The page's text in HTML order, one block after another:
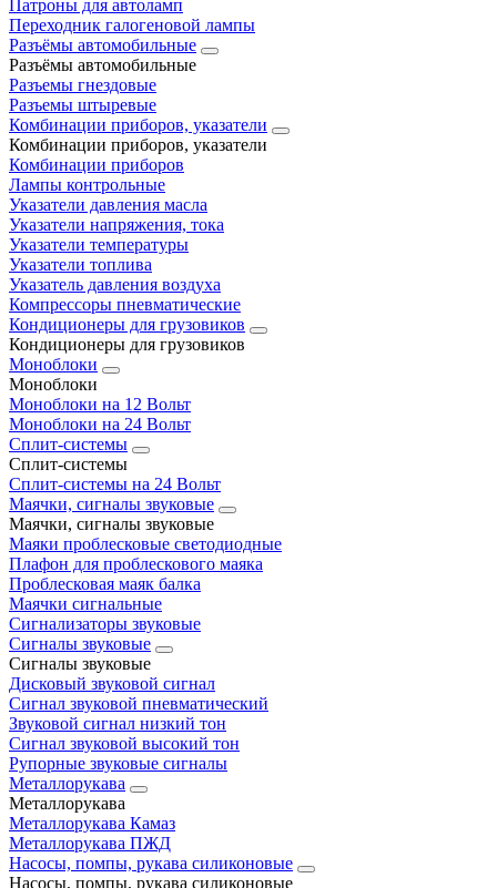
Патроны для автоламп
Переходник галогеновой лампы
Разъёмы автомобильные
Разъёмы автомобильные
Разъемы гнездовые
Разъемы штыревые
Комбинации приборов, указатели
Комбинации приборов, указатели
Комбинации приборов
Лампы контрольные
Указатели давления масла
Указатели напряжения, тока
Указатели температуры
Указатели топлива
Указатель давления воздуха
Компрессоры пневматические
Кондиционеры для грузовиков
Кондиционеры для грузовиков
Моноблоки
Моноблоки
Моноблоки на 12 Вольт
Моноблоки на 24 Вольт
Сплит-системы
Сплит-системы
Сплит‑системы на 24 Вольт
Маячки, сигналы звуковые
Маячки, сигналы звуковые
Маяки проблесковые светодиодные
Плафон для проблескового маяка
Проблесковая маяк балка
Маячки сигнальные
Сигнализаторы звуковые
Сигналы звуковые
Сигналы звуковые
Дисковый звуковой сигнал
Сигнал звуковой пневматический
Звуковой сигнал низкий тон
Сигнал звуковой высокий тон
Рупорные звуковые сигналы
Металлорукава
Металлорукава
Металлорукава Камаз
Металлорукава ПЖД
Насосы, помпы, рукава силиконовые
Насосы, помпы, рукава силиконовые